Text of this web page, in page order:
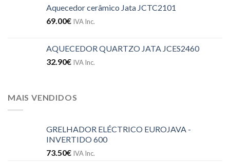
Aquecedor cerâmico Jata JCTC2101
69.00€ IVA Inc.
AQUECEDOR QUARTZO JATA JCES2460
32.90€ IVA Inc.
MAIS VENDIDOS
GRELHADOR ELÉCTRICO EUROJAVA -
INVERTIDO 600
73.50€ IVA Inc.